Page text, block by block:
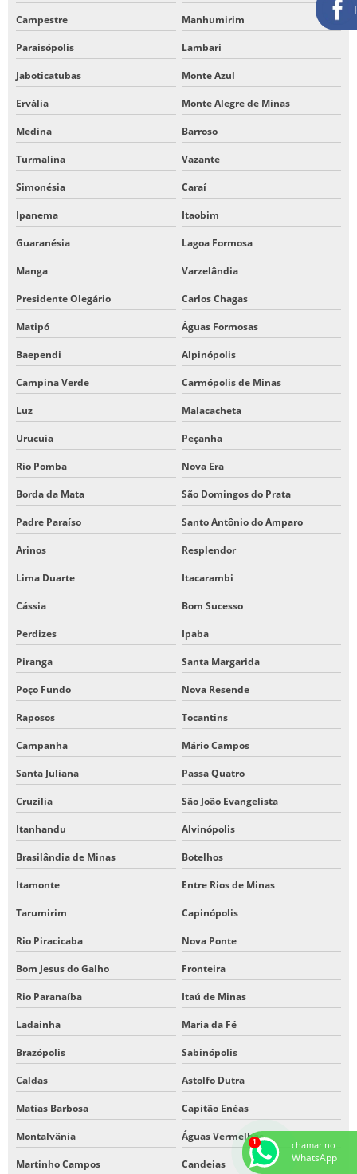
Campestre Manhumirim
Paraisópolis Lambari
Jaboticatubas Monte Azul
Ervália Monte Alegre de Minas
Medina Barroso
Turmalina Vazante
Simonésia Caraí
Ipanema Itaobim
Guaranésia Lagoa Formosa
Manga Varzelândia
Presidente Olegário Carlos Chagas
Matipó Águas Formosas
Baependi Alpinópolis
Campina Verde Carmópolis de Minas
Luz Malacacheta
Urucuia Peçanha
Rio Pomba Nova Era
Borda da Mata São Domingos do Prata
Padre Paraíso Santo Antônio do Amparo
Arinos Resplendor
Lima Duarte Itacarambi
Cássia Bom Sucesso
Perdizes Ipaba
Piranga Santa Margarida
Poço Fundo Nova Resende
Raposos Tocantins
Campanha Mário Campos
Santa Juliana Passa Quatro
Cruzília São João Evangelista
Itanhandu Alvinópolis
Brasilândia de Minas Botelhos
Itamonte Entre Rios de Minas
Tarumirim Capinópolis
Rio Piracicaba Nova Ponte
Bom Jesus do Galho Fronteira
Rio Paranaíba Itaú de Minas
Ladainha Maria da Fé
Brazópolis Sabinópolis
Caldas Astolfo Dutra
Matias Barbosa Capitão Enéas
Montalvânia Águas Vermelhas
Martinho Campos Candeias
chamar no
WhatsApp